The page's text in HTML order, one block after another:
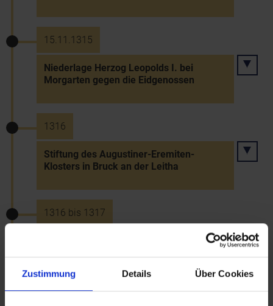
Zustimmung Details Über Cookies
15.11.1315
Niederlage Herzog Leopolds I. bei
Morgarten gegen die Eidgenossen
1316
Stiftung des Augustiner-Eremiten-
Klosters in Bruck an der Leitha
1316 bis 1317